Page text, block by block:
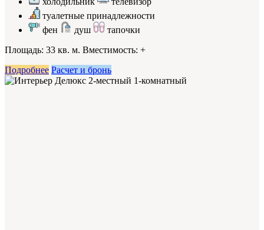
туалетные принадлежности
фен
душ
тапочки
Площадь: 33 кв. м. Вместимость: +
Подробнее Расчет и бронь